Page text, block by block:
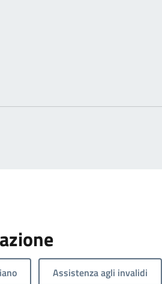
Assistenza agli invalidi